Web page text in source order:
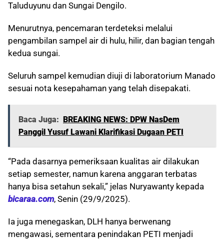
Taluduyunu dan Sungai Dengilo.
Menurutnya, pencemaran terdeteksi melalui
pengambilan sampel air di hulu, hilir, dan bagian tengah
kedua sungai.
Seluruh sampel kemudian diuji di laboratorium Manado
sesuai nota kesepahaman yang telah disepakati.
Baca Juga: BREAKING NEWS: DPW NasDem
Panggil Yusuf Lawani Klarifikasi Dugaan PETI
“Pada dasarnya pemeriksaan kualitas air dilakukan
setiap semester, namun karena anggaran terbatas
hanya bisa setahun sekali,” jelas Nuryawanty kepada
bicaraa.com, Senin (29/9/2025).
Ia juga menegaskan, DLH hanya berwenang
mengawasi, sementara penindakan PETI menjadi